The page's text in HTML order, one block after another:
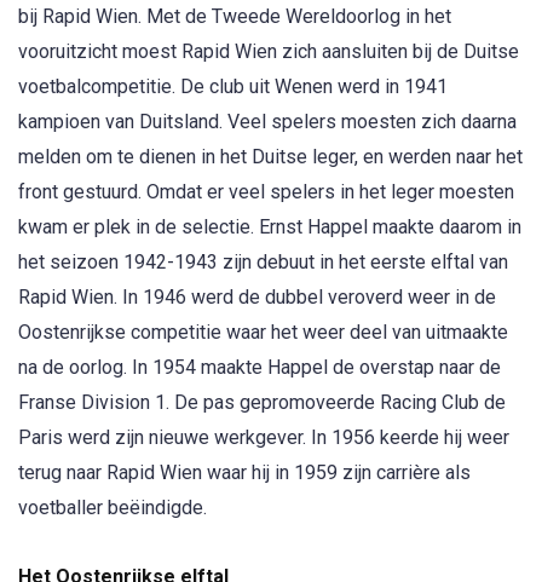
bij Rapid Wien. Met de Tweede Wereldoorlog in het
vooruitzicht moest Rapid Wien zich aansluiten bij de Duitse
voetbalcompetitie. De club uit Wenen werd in 1941
kampioen van Duitsland. Veel spelers moesten zich daarna
melden om te dienen in het Duitse leger, en werden naar het
front gestuurd. Omdat er veel spelers in het leger moesten
kwam er plek in de selectie. Ernst Happel maakte daarom in
het seizoen 1942-1943 zijn debuut in het eerste elftal van
Rapid Wien. In 1946 werd de dubbel veroverd weer in de
Oostenrijkse competitie waar het weer deel van uitmaakte
na de oorlog. In 1954 maakte Happel de overstap naar de
Franse Division 1. De pas gepromoveerde Racing Club de
Paris werd zijn nieuwe werkgever. In 1956 keerde hij weer
terug naar Rapid Wien waar hij in 1959 zijn carrière als
voetballer beëindigde.
Het Oostenrijkse elftal